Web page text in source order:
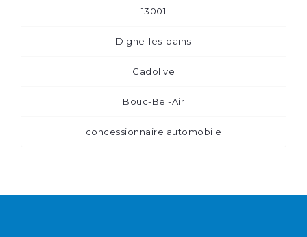
13001
Digne-les-bains
Cadolive
Bouc-Bel-Air
concessionnaire automobile